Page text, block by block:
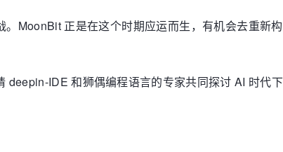
MoonBit 正是在这个时期应运而生，有机会去重新
IDE 和狮偶编程语言的专家共同探讨 AI 时代下